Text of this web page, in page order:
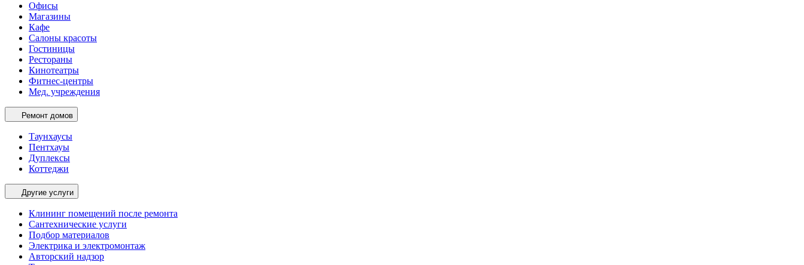
Офисы
Магазины
Кафе
Салоны красоты
Гостиницы
Рестораны
Кинотеатры
Фитнес-центры
Мед. учреждения
Ремонт домов
Таунхаусы
Пентхауы
Дуплексы
Коттеджи
Другие услуги
Клининг помещений после ремонта
Сантехнические услуги
Подбор материалов
Электрика и электромонтаж
Авторский надзор